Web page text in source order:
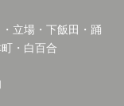
立場・下飯田・踊
・白百合